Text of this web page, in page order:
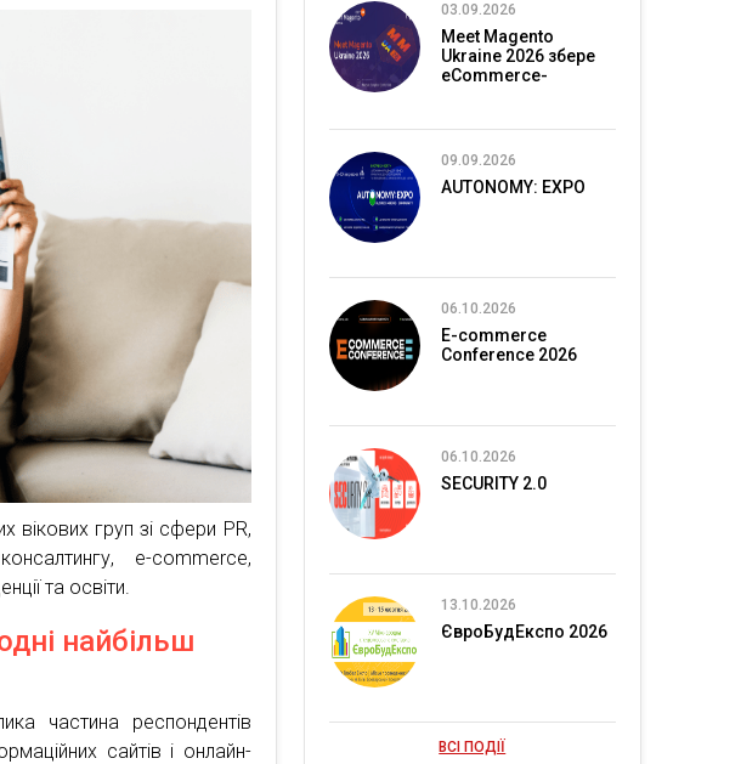
вікових груп зі сфери PR,
e-commerce,
та освіти.
найбільш
частина респондентів
сайтів і онлайн-
03.09.2026
Meet Magento
Ukraine 2026 збере
eCommerce-
09.09.2026
AUTONOMY: EXPO
06.10.2026
E-commerce
Conference 2026
06.10.2026
SECURITY 2.0
13.10.2026
ЄвроБудЕкспо 2026
ВСІ ПОДІЇ